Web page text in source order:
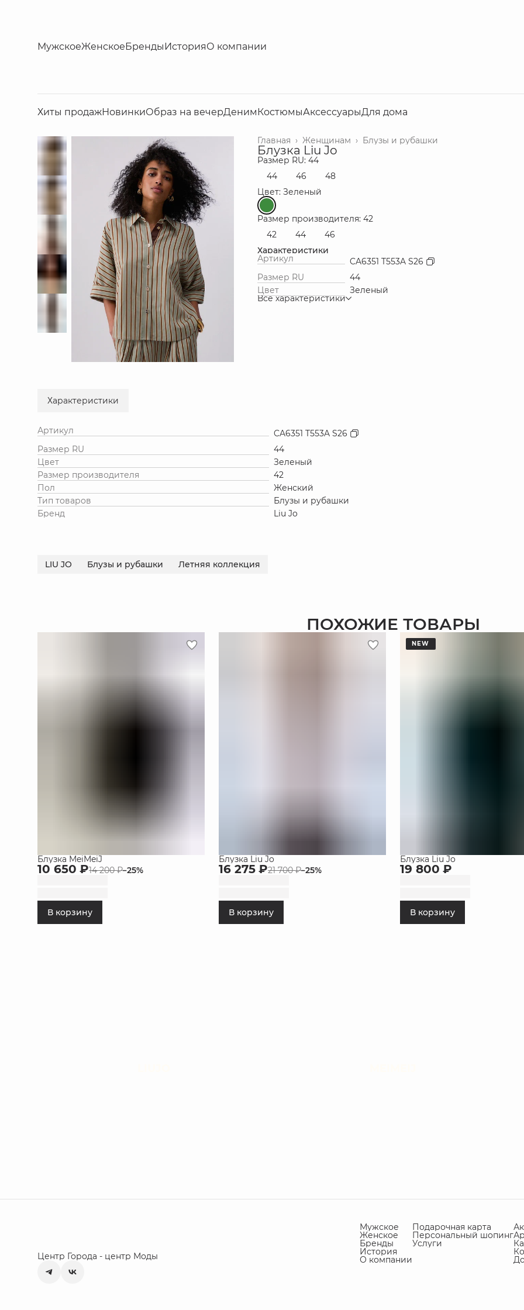
МужскоеЖенскоеБрендыИсторияО компании
Хиты продажНовинкиОбраз на вечерДенимКостюмыАксессуарыДля дома
Блузы и рубашки
Женщинам ›
Главная ›
Блузка Liu Jo
Размер RU: 44
44
46
48
Цвет: Зеленый
Размер производителя: 42
42
44
46
Характеристики
Артикул
CA6351 T553A S26
Размер RU
44
Цвет
Зеленый
Все характеристики
Характеристики
Артикул
CA6351 T553A S26
Размер RU
44
Цвет
Зеленый
Размер производителя
42
Пол
Женский
Тип товаров
Блузы и рубашки
Бренд
Liu Jo
LIU JO Блузы и рубашки Летняя коллекция
ПОХОЖИЕ ТОВАРЫ
Блузка MeiMeiJ
10 650 ₽14 200 ₽−25%
В корзину
Блузка Liu Jo
16 275 ₽21 700 ₽−25%
В корзину
NEW
Блузка Liu Jo
19 800 ₽
В корзину
Центр Города - центр Моды
Мужское
Женское
Бренды
История
О компании
Подарочная карта
Персональный шопинг
Услуги